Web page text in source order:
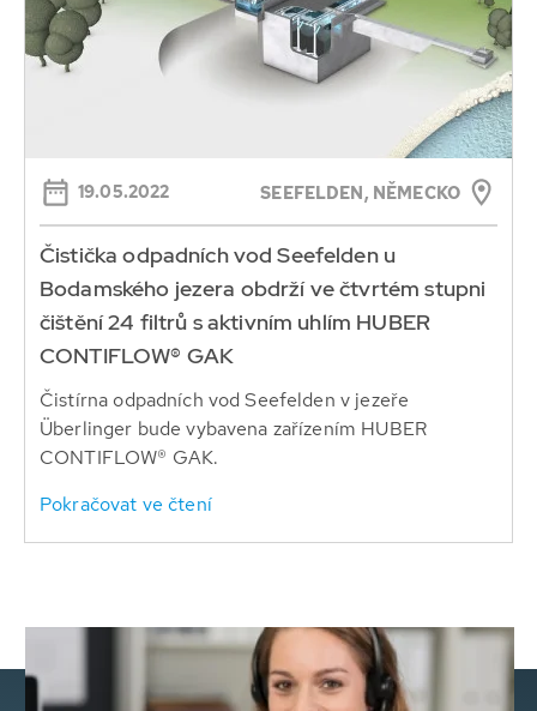
19.05.2022 SEEFELDEN, NĚMECKO
Čistička odpadních vod Seefelden u
Bodamského jezera obdrží ve čtvrtém stupni
čištění 24 filtrů s aktivním uhlím HUBER
CONTIFLOW® GAK
Čistírna odpadních vod Seefelden v jezeře
Überlinger bude vybavena zařízením HUBER
CONTIFLOW® GAK.
Pokračovat ve čtení